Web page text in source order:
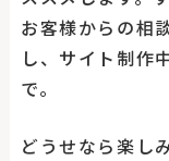
お客様からの相
し、サイト制作
で。
どうせなら楽し